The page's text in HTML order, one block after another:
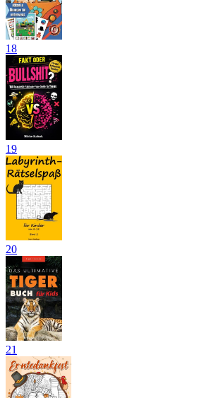
18
19
20
21